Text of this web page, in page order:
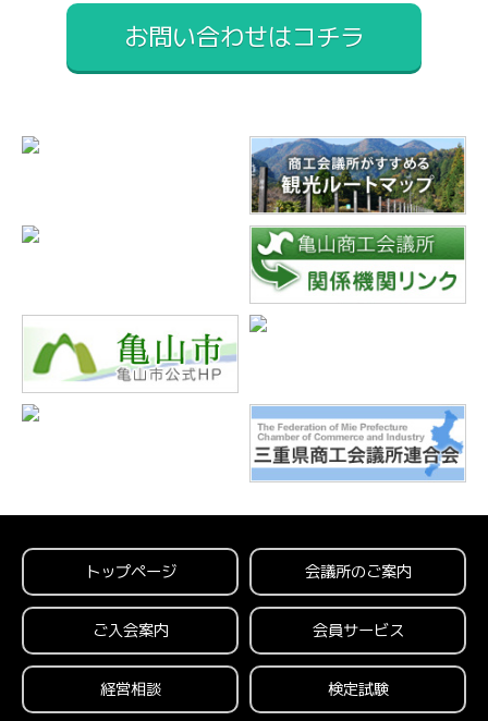
お問い合わせはコチラ
トップページ 会議所のご案内
ご入会案内 会員サービス
経営相談 検定試験